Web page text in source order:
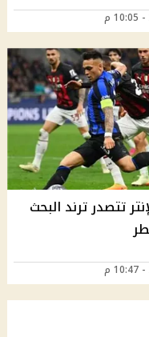
تتصدر ترند البحث